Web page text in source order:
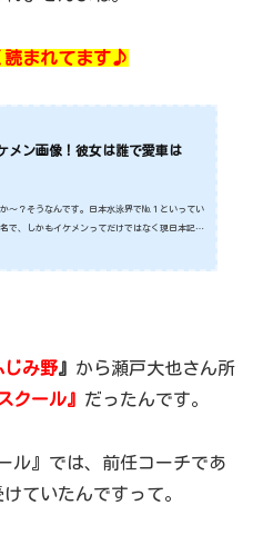
読まれてます♪
メン画像！彼女は誰で愛車は
～？そうなんです。日本水泳界で№１といってい
で、しかもイケメンってだけではなく現日本記録
きましょう！スポンサーリンク (adsbygoog
じみ野』 から瀬戸大也さん所
クール』 だったんです。
ル』では、前任コーチであ
ていたんですって。